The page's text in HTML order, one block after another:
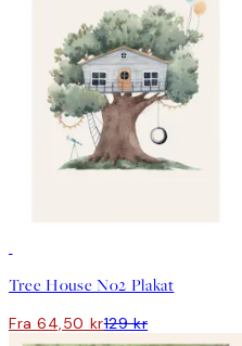
Tree House No2 Plakat
Fra 64,50 kr129 kr